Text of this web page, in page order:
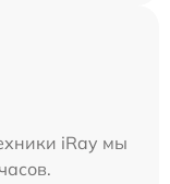
iRay мы